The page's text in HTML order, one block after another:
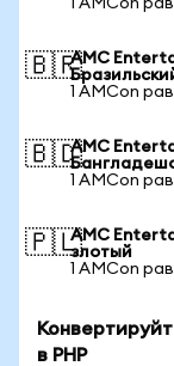
1 AMCon
🇧🇷AMC
1 AMCon
🇧🇩AMC
1 AMCon
🇵🇱AMC
злотый
1 AMCon
в PHP